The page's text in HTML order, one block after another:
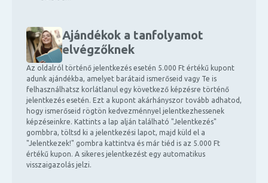
Ajándékok a tanfolyamot
elvégzőknek
Az oldalról történő jelentkezés esetén 5.000 Ft értékű kupont
adunk ajándékba, amelyet barátaid ismerőseid vagy Te is
felhasználhatsz korlátlanul egy következő képzésre történő
jelentkezés esetén. Ezt a kupont akárhányszor tovább adhatod,
hogy ismerőseid rögtön kedvezménnyel jelentkezhessenek
képzéseinkre. Kattints a lap alján található "Jelentkezés"
gombbra, töltsd ki a jelentkezési lapot, majd küld el a
"Jelentkezek!" gombra kattintva és már tiéd is az 5.000 Ft
értékű kupon. A sikeres jelentkezést egy automatikus
visszaigazolás jelzi.